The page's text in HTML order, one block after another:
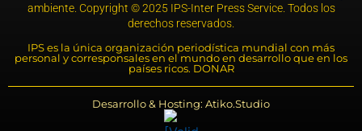
ambiente. Copyright © 2025 IPS-Inter Press Service. Todos los
derechos reservados.
IPS es la única organización periodística mundial con más
personal y corresponsales en el mundo en desarrollo que en los
países ricos. DONAR
Desarrollo & Hosting: Atiko.Studio